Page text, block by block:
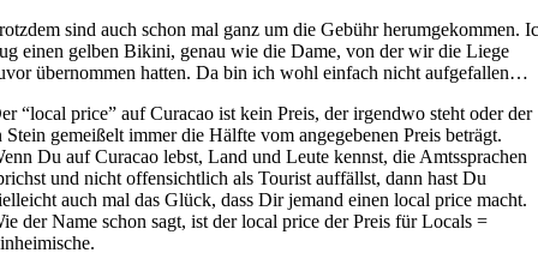
sind auch schon mal ganz um die Gebühr herumgekommen.
einen gelben Bikini, genau wie die Dame, von der wir die Liege
übernommen hatten. Da bin ich wohl einfach nicht aufgefallen…
“local price” auf Curacao ist kein Preis, der irgendwo steht oder der
Stein gemeißelt immer die Hälfte vom angegebenen Preis beträgt.
Du auf Curacao lebst, Land und Leute kennst, die Amtssprachen
und nicht offensichtlich als Tourist auffällst, dann hast Du
auch mal das Glück, dass Dir jemand einen local price macht.
der Name schon sagt, ist der local price der Preis für Locals =